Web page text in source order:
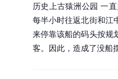
历史上古猿洲公园 一
每半小时往返北街和江
来停靠该船的码头按规
客。因此，造成了没船